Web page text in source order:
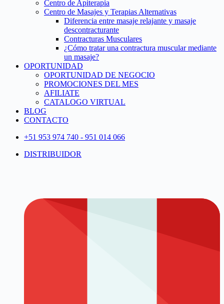
Centro de Apiterapia
Centro de Masajes y Terapias Alternativas
Diferencia entre masaje relajante y masaje
descontracturante
Contracturas Musculares
¿Cómo tratar una contractura muscular mediante
un masaje?
OPORTUNIDAD
OPORTUNIDAD DE NEGOCIO
PROMOCIONES DEL MES
AFILIATE
CATALOGO VIRTUAL
BLOG
CONTACTO
+51 953 974 740 - 951 014 066
DISTRIBUIDOR